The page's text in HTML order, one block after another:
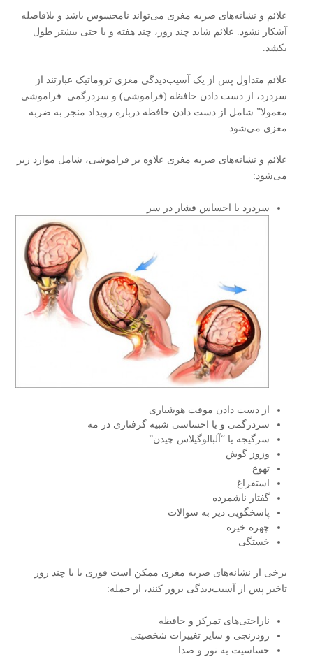
علائم و نشانه‌های ضربه مغزی می‌تواند نامحسوس باشد و بلافاصله
آشکار نشود. علائم شاید چند روز، چند هفته و یا حتی بیشتر طول
بکشد.
علائم متداول پس از یک آسیب‌دیدگی مغزی تروماتیک عبارتند از
سردرد، از دست دادن حافظه (فراموشی) و سردرگمی. فراموشی
معمولا” شامل از دست دادن حافظه درباره رویداد منجر به ضربه
مغزی می‌شود.
علائم و نشانه‌های ضربه مغزی علاوه بر فراموشی، شامل موارد زیر
می‌شود:
سردرد یا احساس فشار در سر
از دست دادن موقت هوشیاری
سردرگمی و یا احساسی شبیه گرفتاری در مه
سرگیجه یا “آلبالوگیلاس چیدن”
وزوز گوش
تهوع
استفراغ
گفتار ناشمرده
پاسخگویی دیر به سوالات
چهره خیره
خستگی
برخی از نشانه‌های ضربه مغزی ممکن است فوری یا با چند روز
تاخیر پس از آسیب‌دیدگی بروز کنند، از جمله:
ناراحتی‌های تمرکز و حافظه
زودرنجی و سایر تغییرات شخصیتی
حساسیت به نور و صدا